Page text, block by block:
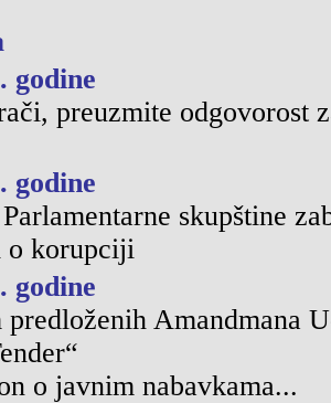
godine
preuzmite odgovorost
godine
skupštine
o korupciji
godine
Amandmana
o javnim nabavkama...